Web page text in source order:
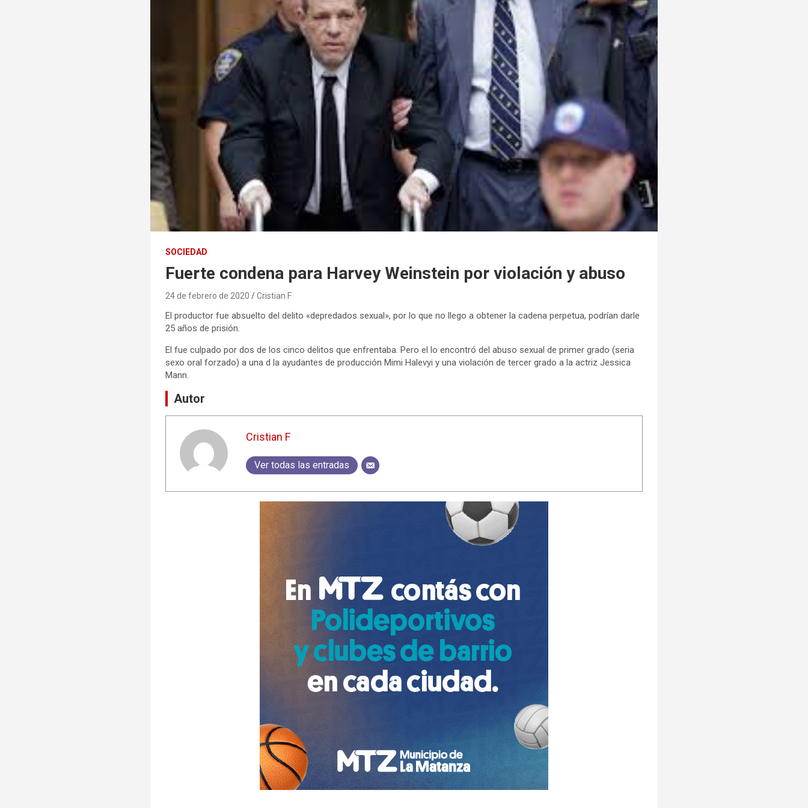
SOCIEDAD
Fuerte condena para Harvey Weinstein por violación y abuso
24 de febrero de 2020 Cristian F
El productor fue absuelto del delito «depredados sexual», por lo que no llego a obtener la cadena perpetua, podrían darle
25 años de prisión.
El fue culpado por dos de los cinco delitos que enfrentaba. Pero el lo encontró del abuso sexual de primer grado (seria
sexo oral forzado) a una d la ayudantes de producción Mimi Halevyi y una violación de tercer grado a la actriz Jessica
Mann.
Autor
Cristian F
Ver todas las entradas